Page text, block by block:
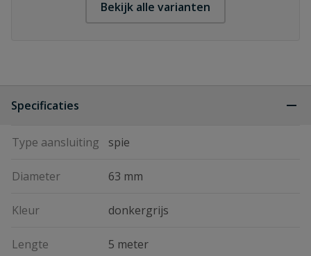
Bekijk alle varianten
Specificaties
Type aansluiting spie
Diameter 63 mm
Kleur donkergrijs
Lengte 5 meter